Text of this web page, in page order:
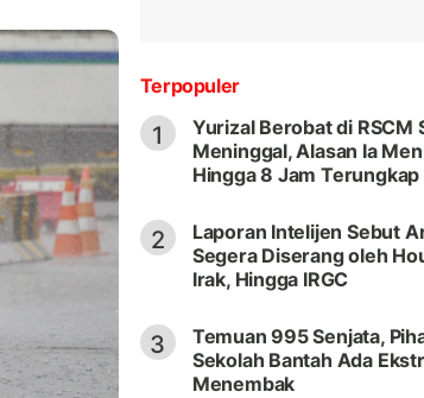
Terpopuler
1
Yurizal Berobat di RSCM
Meninggal, Alasan Ia
Hingga 8 Jam Terungkap
2
Laporan Intelijen Sebut
Segera Diserang oleh
Irak, Hingga IRGC
3
Temuan 995 Senjata,
Sekolah Bantah Ada
Menembak